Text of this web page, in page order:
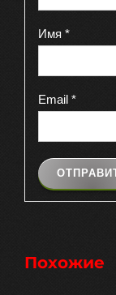
Имя *
Email *
Похожие